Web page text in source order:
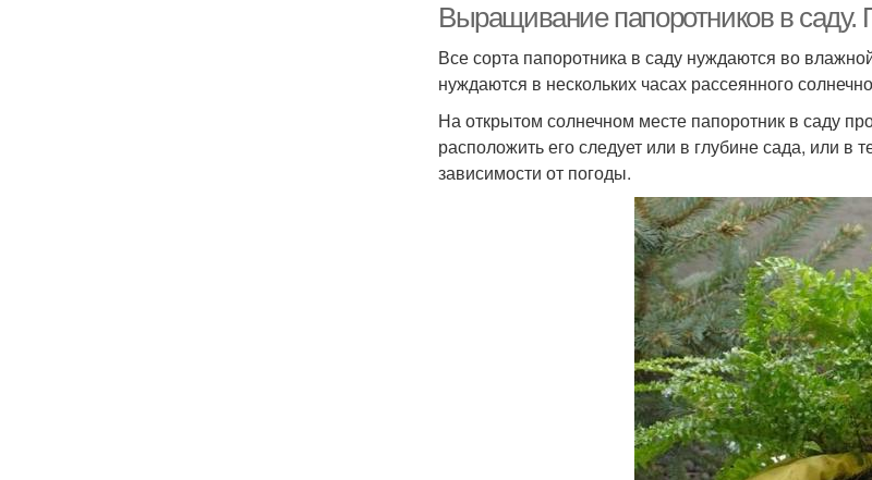
Выращивание папоротников в саду.
Все сорта папоротника в саду нуждаются во
нуждаются в нескольких часах рассеянного
На открытом солнечном месте папоротник в саду
расположить его следует или в глубине сада, или
зависимости от погоды.